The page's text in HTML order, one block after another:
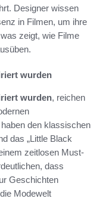
Designer wissen
in Filmen, um ihre
zeigt, wie Filme
wurden
wurden, reichen
haben den klassischen
das „Little Black
zeitlosen Must-
dass
Geschichten
Modewelt